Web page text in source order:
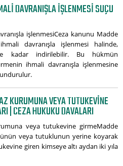
DAVRANIŞLA IŞLENMESI SUÇU
işlenmesiCeza kanunu Madde
davranışla işlenmesi halinde,
kadar indirilebilir. Bu hükmün
ihmali davranışla işlenmesine
KURUMUNA VEYA TUTUKEVINE
| CEZA HUKUKU DAVALARI
veya tutukevine girmeMadde
veya tutuklunun yerine koyarak
giren kimseye altı aydan iki yıla